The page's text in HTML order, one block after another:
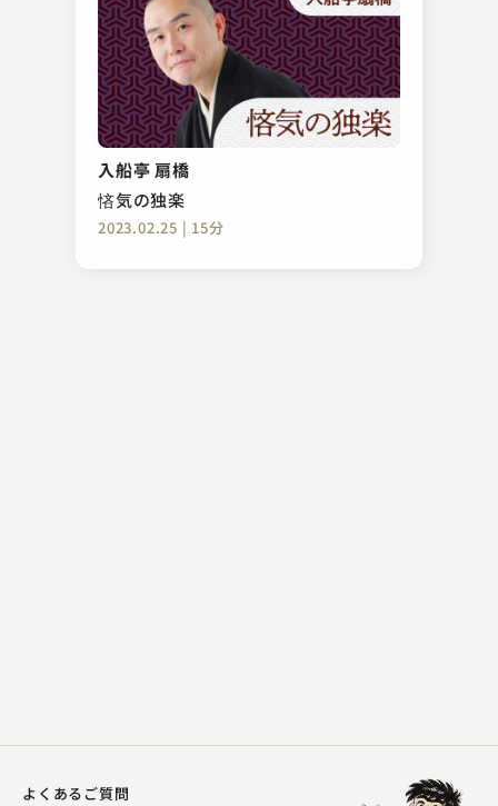
入船亭 扇橋
悋気の独楽
2023.02.25 | 15分
神田 陽子
名人小団次
2023.11.06 | 13分
よくあるご質問